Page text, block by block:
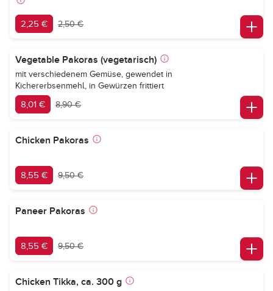
2,25 € 2,50 €
Vegetable Pakoras (vegetarisch)
mit verschiedenem Gemüse, gewendet in
Kichererbsenmehl, in Gewürzen frittiert
8,01 € 8,90 €
Chicken Pakoras
8,55 € 9,50 €
Paneer Pakoras
8,55 € 9,50 €
Chicken Tikka, ca. 300 g